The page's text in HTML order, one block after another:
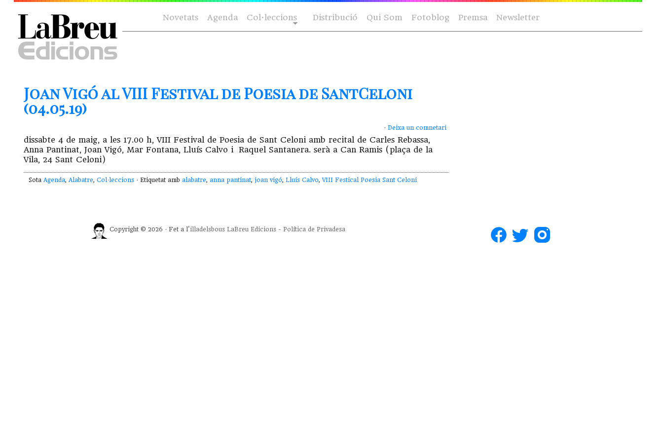
Novetats Agenda Col·leccions Distribució Qui Som Fotoblog Premsa Newsletter
Joan Vigó al VIII Festival de Poesia de SantCeloni
(04.05.19)
· Deixa un comnetari
dissabte 4 de maig, a les 17.00 h, VIII Festival de Poesia de Sant Celoni amb recital de Carles Rebassa,
Anna Pantinat, Joan Vigó, Mar Fontana, Lluís Calvo i Raquel Santanera. serà a Can Ramis (plaça de la
Vila, 24 Sant Celoni)
Sota Agenda, Alabatre, Col·leccions · Etiquetat amb alabatre, anna pantinat, joan vigó, Lluís Calvo,VIII Festical Poesia Sant Celoni
Copyright © 2026 · Fet a l'illadelsbous LaBreu Edicions - Política de Privadesa